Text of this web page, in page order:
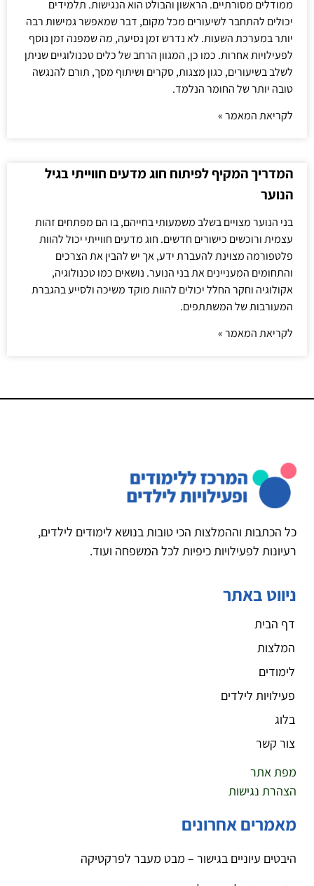
ממודלים מסורתיים. הראשון והבולט הוא הנגישות. תלמידים
יכולים להתחבר לשיעורים מכל מקום, דבר שמאפשר גמישות רבה
יותר במערכת השעות. לא נדרש זמן נסיעה, מה שמפנה זמן נוסף
לפעילויות אחרות. כמו כן, המגוון הרחב של כלים טכנולוגיים שניתן
לשלב בשיעורים, כגון מצגות, סקרים ושיתוף מסך, תורם להנגשה
טובה יותר של החומר הנלמד.
לקריאת המאמר »
המדריך המקיף לפיתוח חוג מדעים חווייתי בגיל
הנוער
בני הנוער מצויים בשלב משמעותי בחייהם, בו הם מפתחים זהות
עצמית ורוכשים כישורים חדשים. חוג מדעים חווייתי יכול להוות
פלטפורמה מצוינת להעברת ידע, אך יש להבין את הצרכים
והתחומים המעניינים את בני הנוער. נושאים כמו טכנולוגיה,
אקולוגיה וחקר החלל יכולים להוות מוקד משיכה ולסייע בהגברת
המעורבות של המשתתפים.
לקריאת המאמר »
כל הכתבות וההמלצות הכי טובות בנושא לימודים לילדים,
רעיונות לפעילויות כיפיות לכל המשפחה ועוד.
ניווט באתר
דף הבית
המלצות
לימודים
פעילויות לילדים
בלוג
צור קשר
מפת אתר
הצהרת נגישות
מאמרים אחרונים
היבטים עיוניים בגישור – מבט מעבר לפרקטיקה